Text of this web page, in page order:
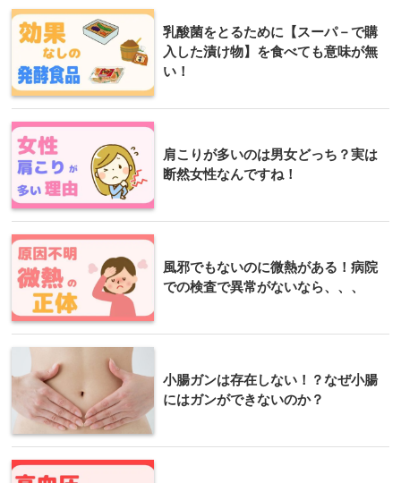
乳酸菌をとるために【スーパ－で購
入した漬け物】を食べても意味が無
い！
肩こりが多いのは男女どっち？実は
断然女性なんですね！
風邪でもないのに微熱がある！病院
での検査で異常がないなら、、、
小腸ガンは存在しない！？なぜ小腸
にはガンができないのか？